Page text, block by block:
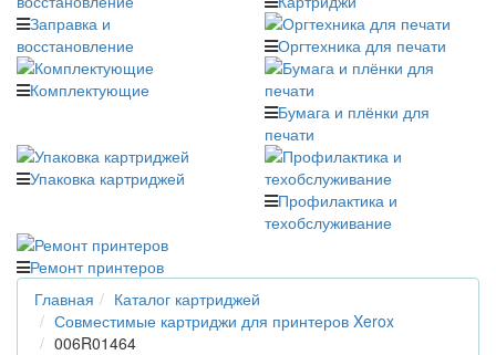
Заправка и
восстановление
Оргтехника для печати
Комплектующие
Бумага и плёнки для
печати
Упаковка картриджей
Профилактика и
техобслуживание
Ремонт принтеров
Главная
Каталог картриджей
Совместимые картриджи для принтеров Xerox
006R01464